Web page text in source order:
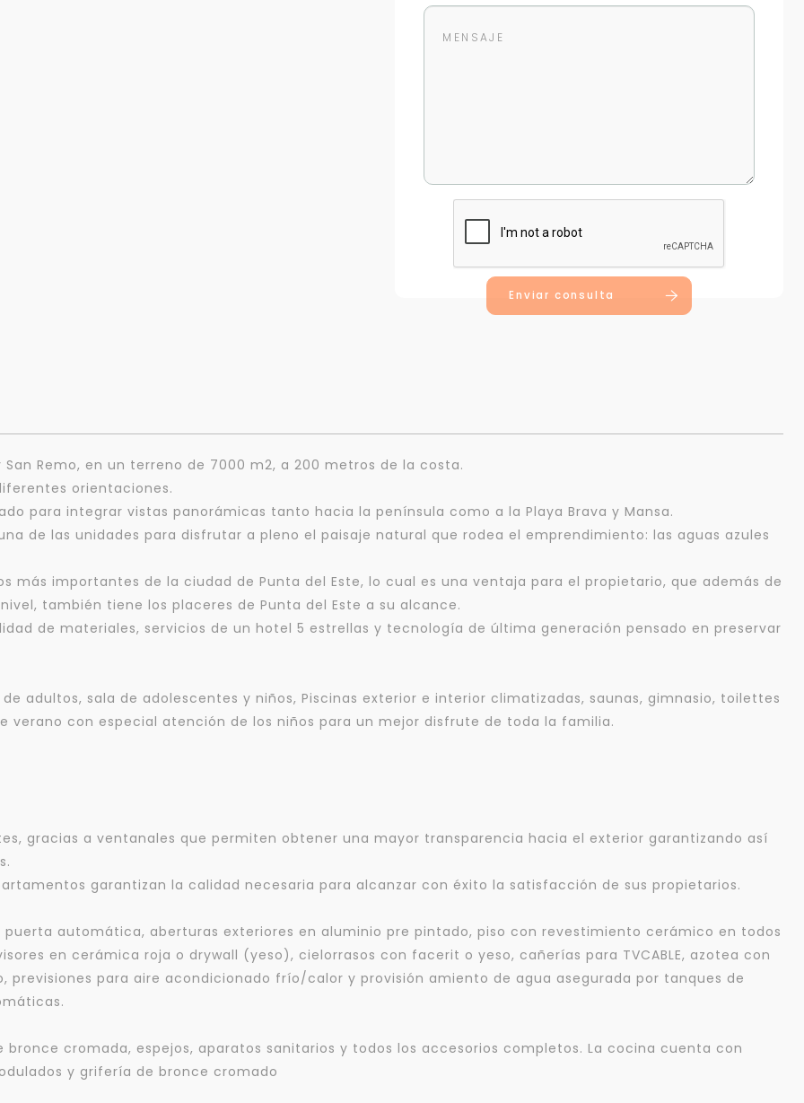
Enviar consulta
San Remo, en un terreno de 7000 m2, a 200 metros de la costa.
orientaciones.
para integrar vistas panorámicas tanto hacia la península como a la Playa Brava y Mansa.
de las unidades para disfrutar a pleno el paisaje natural que rodea el emprendimiento: las aguas azules
más importantes de la ciudad de Punta del Este, lo cual es una ventaja para el propietario, que además de
también tiene los placeres de Punta del Este a su alcance.
de materiales, servicios de un hotel 5 estrellas y tecnología de última generación pensado en preservar
adultos, sala de adolescentes y niños, Piscinas exterior e interior climatizadas, saunas, gimnasio, toilettes
verano con especial atención de los niños para un mejor disfrute de toda la familia.
gracias a ventanales que permiten obtener una mayor transparencia hacia el exterior garantizando así
garantizan la calidad necesaria para alcanzar con éxito la satisfacción de sus propietarios.
puerta automática, aberturas exteriores en aluminio pre pintado, piso con revestimiento cerámico en todos
en cerámica roja o drywall (yeso), cielorrasos con facerit o yeso, cañerías para TVCABLE, azotea con
para aire acondicionado frío/calor y provisión amiento de agua asegurada por tanques de
cromada, espejos, aparatos sanitarios y todos los accesorios completos. La cocina cuenta con
y grifería de bronce cromado
mejor y más rápido
Déjanos tus datos para identificar tu consulta en el sistema de gestión de